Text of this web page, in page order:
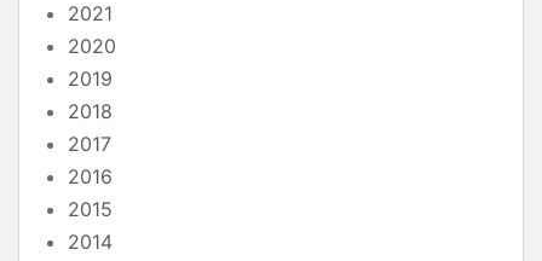
2021
2020
2019
2018
2017
2016
2015
2014